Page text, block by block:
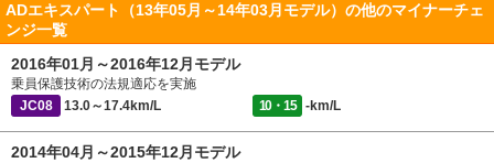
ADエキスパート（13年05月～14年03月モデル）の他のマイナーチェ
ンジ一覧
2016年01月～2016年12月モデル
乗員保護技術の法規適応を実施
JC08
13.0～17.4km/L 10・15 -km/L
2014年04月～2015年12月モデル